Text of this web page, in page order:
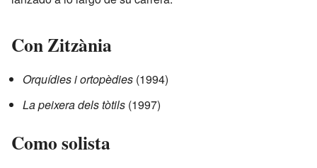
Con Zitzània
Orquídies i ortopèdies (1994)
La peixera dels tòtils (1997)
Como solista